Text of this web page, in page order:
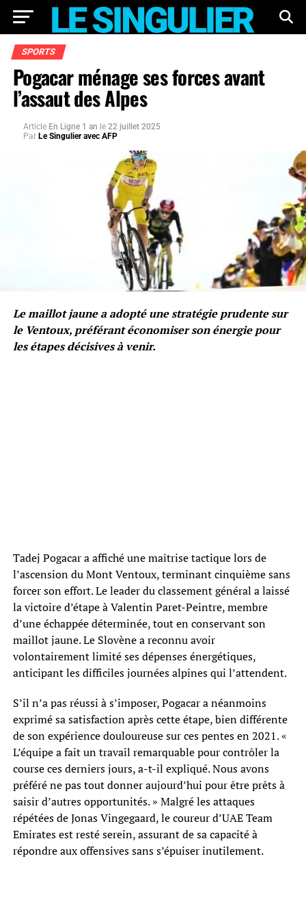
SPORTS
Pogacar ménage ses forces avant
l’assaut des Alpes
Article En Ligne 1 an le 22 juillet 2025
Par Le Singulier avec AFP
Le maillot jaune a adopté une stratégie prudente sur
le Ventoux, préférant économiser son énergie pour
les étapes décisives à venir.
Tadej Pogacar a affiché une maîtrise tactique lors de
l’ascension du Mont Ventoux, terminant cinquième sans
forcer son effort. Le leader du classement général a laissé
la victoire d’étape à Valentin Paret-Peintre, membre
d’une échappée déterminée, tout en conservant son
maillot jaune. Le Slovène a reconnu avoir
volontairement limité ses dépenses énergétiques,
anticipant les difficiles journées alpines qui l’attendent.
S’il n’a pas réussi à s’imposer, Pogacar a néanmoins
exprimé sa satisfaction après cette étape, bien différente
de son expérience douloureuse sur ces pentes en 2021. «
L’équipe a fait un travail remarquable pour contrôler la
course ces derniers jours, a-t-il expliqué. Nous avons
préféré ne pas tout donner aujourd’hui pour être prêts à
saisir d’autres opportunités. » Malgré les attaques
répétées de Jonas Vingegaard, le coureur d’UAE Team
Emirates est resté serein, assurant de sa capacité à
répondre aux offensives sans s’épuiser inutilement.